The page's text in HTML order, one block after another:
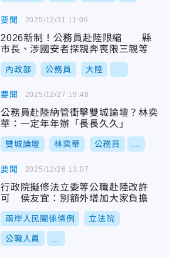
要聞
2026新制！公務員赴陸限縮 縣
市長、涉國安者探親奔喪限三親等
內政部 公務員 大陸
2025/12/31 11:06
要聞
公務員赴陸納管衝擊雙城論壇？林奕
華：一定年年辦「長長久久」
雙城論壇 林奕華 公務員
2025/12/27 19:48
要聞
行政院擬修法立委等公職赴陸改許
可 侯友宜：別額外增加大家負擔
兩岸人民關係條例 立法院
公職人員
2025/12/26 13:07